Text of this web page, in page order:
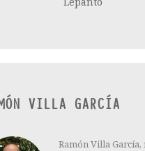
VILLA GARCÍA
Ramón Villa García,